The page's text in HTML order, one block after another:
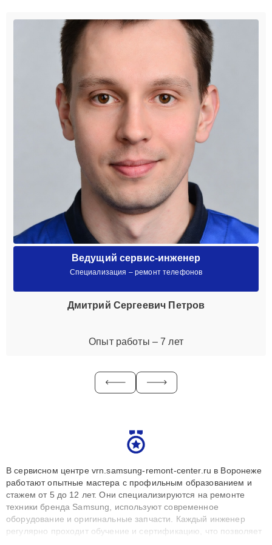
Ведущий сервис-инженер
Специализация – ремонт телефонов
Дмитрий Сергеевич Петров
Опыт работы – 7 лет
В сервисном центре vrn.samsung-remont-center.ru в Воронеже
работают опытные мастера с профильным образованием и
стажем от 5 до 12 лет. Они специализируются на ремонте
техники бренда Samsung, используют современное
оборудование и оригинальные запчасти. Каждый инженер
регулярно проходит обучение и сертификацию, что позволяет